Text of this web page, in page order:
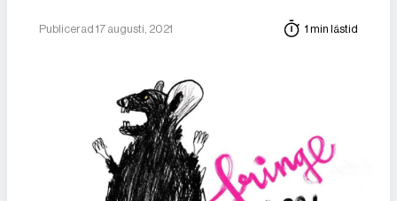
Publicerad 17 augusti, 2021 1 min lästid